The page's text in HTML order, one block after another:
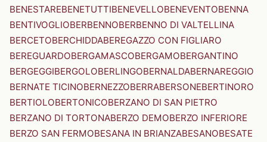
BENESTAREBENETUTTIBENEVELLOBENEVENTOBENNA
BENTIVOGLIOBERBENNOBERBENNO DI VALTELLINA
BERCETOBERCHIDDABEREGAZZO CON FIGLIARO
BEREGUARDOBERGAMASCOBERGAMOBERGANTINO
BERGEGGIBERGOLOBERLINGOBERNALDABERNAREGGIO
BERNATE TICINOBERNEZZOBERRABERSONEBERTINORO
BERTIOLOBERTONICOBERZANO DI SAN PIETRO
BERZANO DI TORTONABERZO DEMOBERZO INFERIORE
BERZO SAN FERMOBESANA IN BRIANZABESANOBESATE